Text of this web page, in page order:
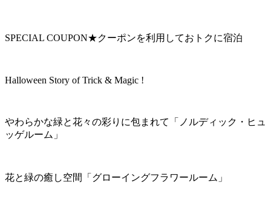
SPECIAL COUPON★クーポンを利用しておトクに宿泊
Halloween Story of Trick & Magic !
やわらかな緑と花々の彩りに包まれて「ノルディック・ヒュ
ッゲルーム」
花と緑の癒し空間「グローイングフラワールーム」